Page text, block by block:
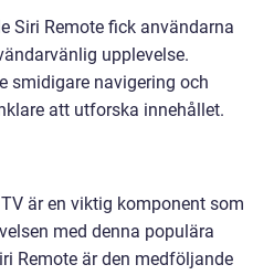
Siri Remote fick användarna
upplevelse.
smidigare navigering och
att utforska innehållet.
är en viktig komponent som
med denna populära
Remote är den medföljande